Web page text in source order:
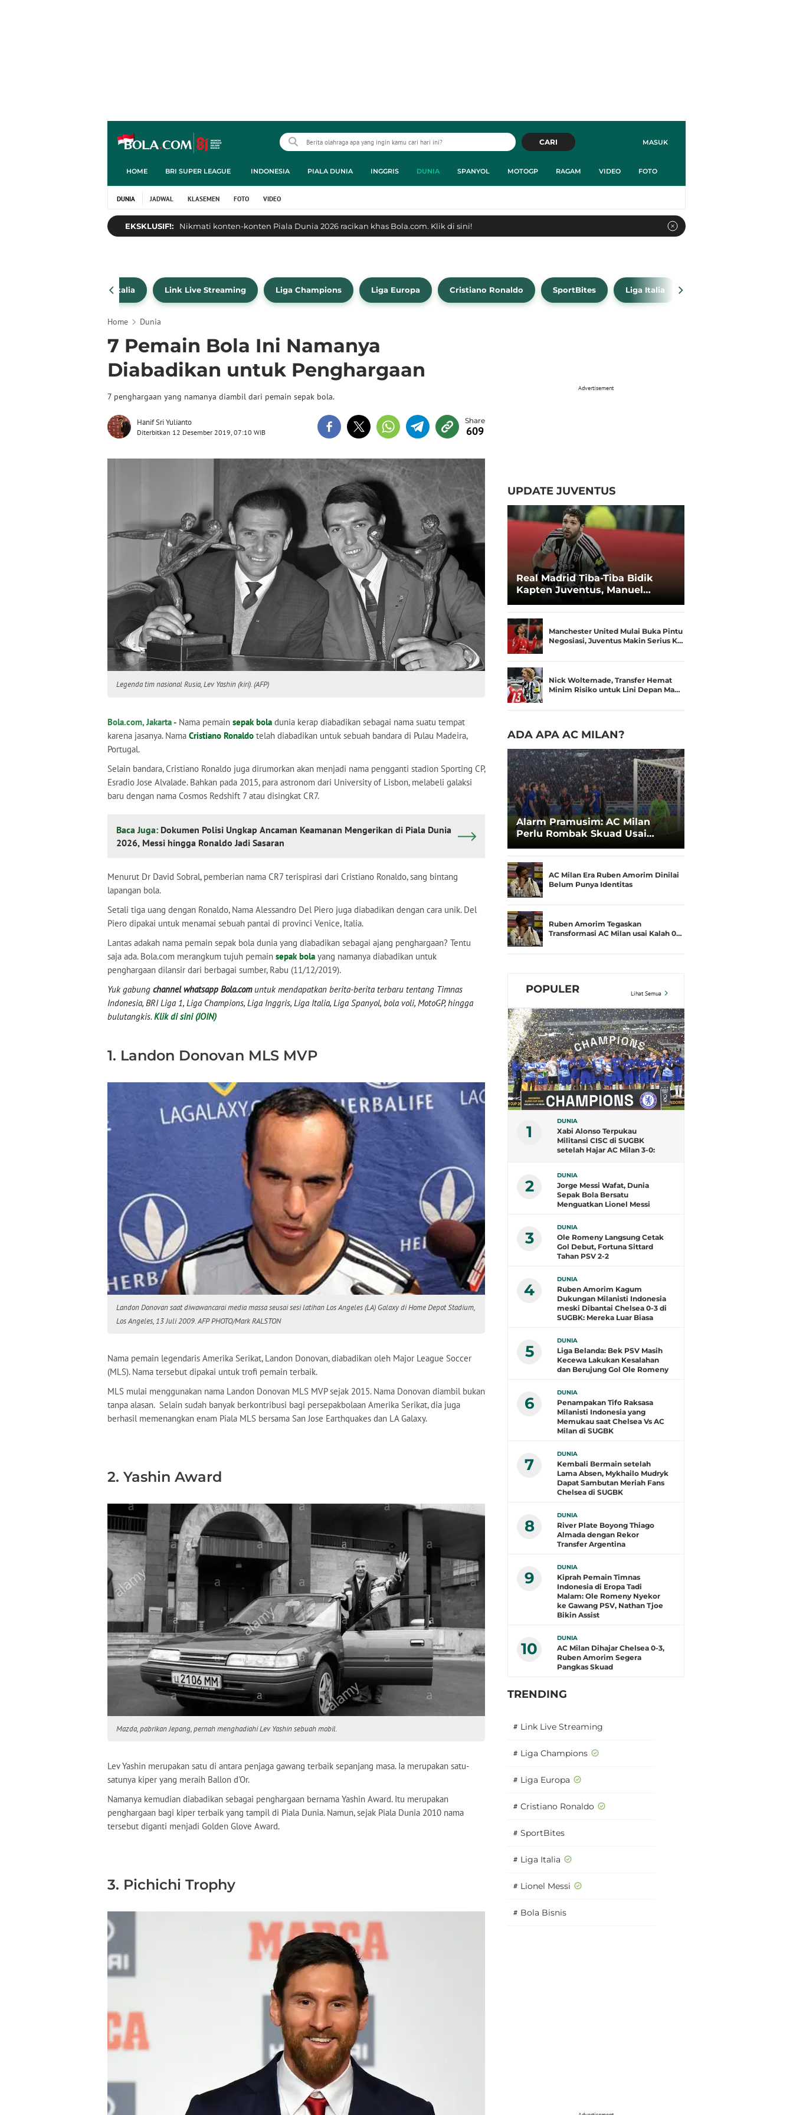
MASUK
CARI
HOME BRI SUPER LEAGUE INDONESIA PIALA DUNIA INGGRIS DUNIA SPANYOL MOTOGP RAGAM VIDEO FOTO
DUNIA JADWAL KLASEMEN FOTO VIDEO
EKSKLUSIF!: Nikmati konten-konten Piala Dunia 2026 racikan khas Bola.com. Klik di sini!
Liga Italia Link Live Streaming Liga Champions Liga Europa Cristiano Ronaldo SportBites Liga Italia
Home Dunia
7 Pemain Bola Ini Namanya
Diabadikan untuk Penghargaan
7 penghargaan yang namanya diambil dari pemain sepak bola.
Hanif Sri Yulianto
Diterbitkan 12 Desember 2019, 07:10 WIB 609
Legenda tim nasional Rusia, Lev Yashin (kiri). (AFP)
Bola.com, Jakarta - Nama pemain sepak bola dunia kerap diabadikan sebagai nama suatu tempat
karena jasanya. Nama Cristiano Ronaldo telah diabadikan untuk sebuah bandara di Pulau Madeira,
Portugal.
Selain bandara, Cristiano Ronaldo juga dirumorkan akan menjadi nama pengganti stadion Sporting CP,
Esradio Jose Alvalade. Bahkan pada 2015, para astronom dari University of Lisbon, melabeli galaksi
baru dengan nama Cosmos Redshift 7 atau disingkat CR7.
Baca Juga: Dokumen Polisi Ungkap Ancaman Keamanan Mengerikan di Piala Dunia
2026, Messi hingga Ronaldo Jadi Sasaran
Menurut Dr David Sobral, pemberian nama CR7 terispirasi dari Cristiano Ronaldo, sang bintang
lapangan bola.
Setali tiga uang dengan Ronaldo, Nama Alessandro Del Piero juga diabadikan dengan cara unik. Del
Piero dipakai untuk menamai sebuah pantai di provinci Venice, Italia.
Lantas adakah nama pemain sepak bola dunia yang diabadikan sebagai ajang penghargaan? Tentu
saja ada. Bola.com merangkum tujuh pemain sepak bola yang namanya diabadikan untuk
penghargaan dilansir dari berbagai sumber, Rabu (11/12/2019).
Yuk gabung channel whatsapp Bola.comuntuk mendapatkan berita-berita terbaru tentang Timnas
Indonesia, BRI Liga 1, Liga Champions, Liga Inggris, Liga Italia, Liga Spanyol, bola voli, MotoGP, hingga
bulutangkis. Klik di sini (JOIN)
1. Landon Donovan MLS MVP
Landon Donovan saat diwawancarai media massa seusai sesi latihan Los Angeles (LA) Galaxy di Home Depot Stadium,
Los Angeles, 13 Juli 2009. AFP PHOTO/Mark RALSTON
Nama pemain legendaris Amerika Serikat, Landon Donovan, diabadikan oleh Major League Soccer
(MLS). Nama tersebut dipakai untuk trofi pemain terbaik.
MLS mulai menggunakan nama Landon Donovan MLS MVP sejak 2015. Nama Donovan diambil bukan
tanpa alasan. Selain sudah banyak berkontribusi bagi persepakbolaan Amerika Serikat, dia juga
berhasil memenangkan enam Piala MLS bersama San Jose Earthquakes dan LA Galaxy.
2. Yashin Award
Mazda, pabrikan Jepang, pernah menghadiahi Lev Yashin sebuah mobil.
Lev Yashin merupakan satu di antara penjaga gawang terbaik sepanjang masa. Ia merupakan satu-
satunya kiper yang meraih Ballon d'Or.
Namanya kemudian diabadikan sebagai penghargaan bernama Yashin Award. Itu merupakan
penghargaan bagi kiper terbaik yang tampil di Piala Dunia. Namun, sejak Piala Dunia 2010 nama
tersebut diganti menjadi Golden Glove Award.
3. Pichichi Trophy
Advertisement
UPDATE JUVENTUS
Real Madrid Tiba-Tiba Bidik
Kapten Juventus, Manuel
Manchester United Mulai Buka Pintu
Negosiasi, Juventus Makin Serius K…
Nick Woltemade, Transfer Hemat
Minim Risiko untuk Lini Depan Ma…
ADA APA AC MILAN?
Alarm Pramusim: AC Milan
Perlu Rombak Skuad Usai
AC Milan Era Ruben Amorim Dinilai
Belum Punya Identitas
Ruben Amorim Tegaskan
Transformasi AC Milan usai Kalah 0…
POPULER Lihat Semua
1
DUNIA
Xabi Alonso Terpukau
Militansi CISC di SUGBK
setelah Hajar AC Milan 3-0:
2
DUNIA
Jorge Messi Wafat, Dunia
Sepak Bola Bersatu
Menguatkan Lionel Messi
3
DUNIA
Ole Romeny Langsung Cetak
Gol Debut, Fortuna Sittard
Tahan PSV 2-2
4
DUNIA
Ruben Amorim Kagum
Dukungan Milanisti Indonesia
meski Dibantai Chelsea 0-3 di
SUGBK: Mereka Luar Biasa
5
DUNIA
Liga Belanda: Bek PSV Masih
Kecewa Lakukan Kesalahan
dan Berujung Gol Ole Romeny
6
DUNIA
Penampakan Tifo Raksasa
Milanisti Indonesia yang
Memukau saat Chelsea Vs AC
Milan di SUGBK
7
DUNIA
Kembali Bermain setelah
Lama Absen, Mykhailo Mudryk
Dapat Sambutan Meriah Fans
Chelsea di SUGBK
8
DUNIA
River Plate Boyong Thiago
Almada dengan Rekor
Transfer Argentina
9
DUNIA
Kiprah Pemain Timnas
Indonesia di Eropa Tadi
Malam: Ole Romeny Nyekor
ke Gawang PSV, Nathan Tjoe
Bikin Assist
10
DUNIA
AC Milan Dihajar Chelsea 0-3,
Ruben Amorim Segera
Pangkas Skuad
TRENDING
# Link Live Streaming
# Liga Champions
# Liga Europa
# Cristiano Ronaldo
# SportBites
# Liga Italia
# Lionel Messi
# Bola Bisnis